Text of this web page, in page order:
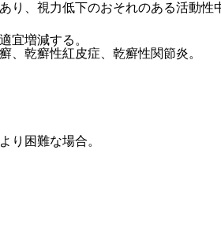
、視力低下のおそれのある活動性
乾癬性紅皮症、乾癬性関節炎。
り困難な場合。
宜増減する。